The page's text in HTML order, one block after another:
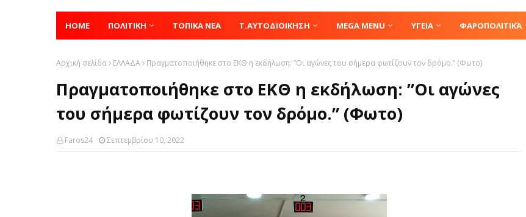
HOME ΠΟΛΙΤΙΚΗ ΤΟΠΙΚΑ ΝΕΑ Τ.ΑΥΤΟΔΙΟΙΚΗΣΗ MEGA MENU ΥΓΕΙΑ ΦΑΡΟΠΟΛΙΤΙΚΆ
Αρχική σελίδα ΕΛΛΑΔΑ Πραγματοποιήθηκε στο ΕΚΘ η εκδήλωση: ”Οι αγώνες του σήμερα φωτίζουν τον δρόμο.” (Φωτο)
Πραγματοποιήθηκε στο ΕΚΘ η εκδήλωση: ”Οι αγώνες
του σήμερα φωτίζουν τον δρόμο.” (Φωτο)
Faros24 Σεπτεμβρίου 10, 2022